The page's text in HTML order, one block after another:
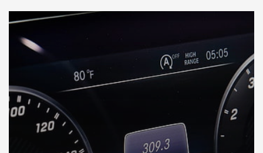
DÉCOUVREZ VOTRE INSPECTION AUTO en Guinee